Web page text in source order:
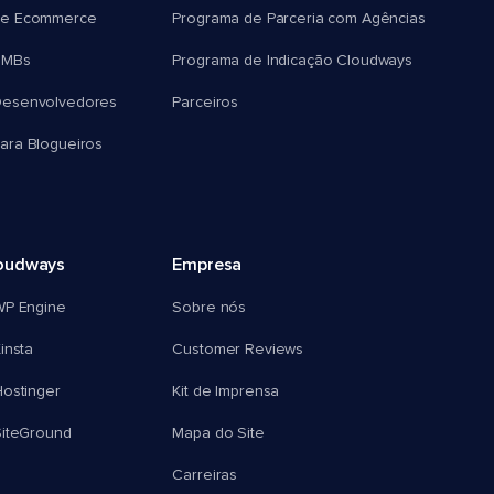
Ecommerce
Blogueiros
Programa de Parceria com Agências
Programa de Indicação Cloudways
Parceiros
Engine
Empresa
Sobre nós
Customer Reviews
Kit de Imprensa
Mapa do Site
Carreiras